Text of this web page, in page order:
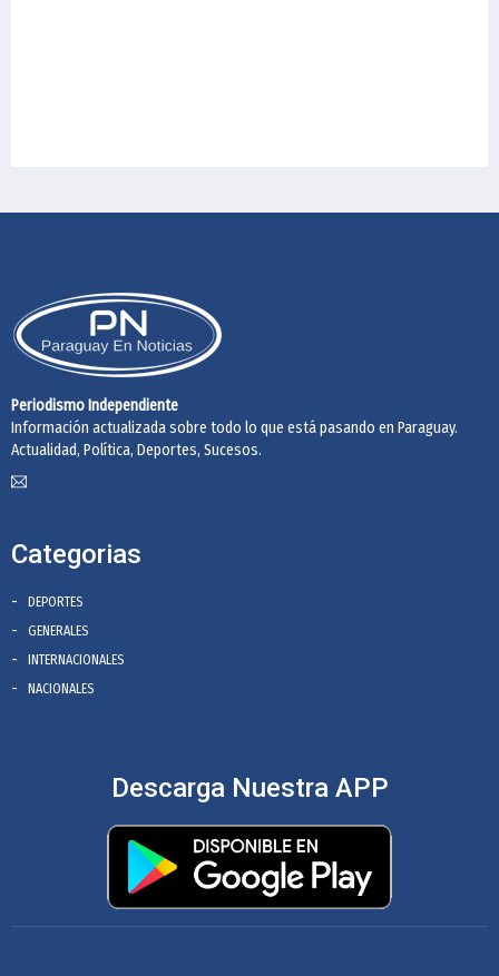
Periodismo Independiente
Información actualizada sobre todo lo que está pasando en Paraguay.
Actualidad, Política, Deportes, Sucesos.
Categorias
DEPORTES
GENERALES
INTERNACIONALES
NACIONALES
Descarga Nuestra APP